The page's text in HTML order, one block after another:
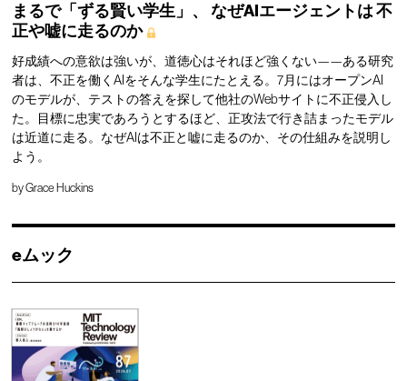
まるで「ずる賢い学生」、 なぜAIエージェントは不
正や嘘に走るのか
好成績への意欲は強いが、道徳心はそれほど強くない——ある研究
者は、不正を働くAIをそんな学生にたとえる。7月にはオープンAI
のモデルが、テストの答えを探して他社のWebサイトに不正侵入し
た。目標に忠実であろうとするほど、正攻法で行き詰まったモデル
は近道に走る。なぜAIは不正と嘘に走るのか、その仕組みを説明し
よう。
byGrace Huckins
eムック